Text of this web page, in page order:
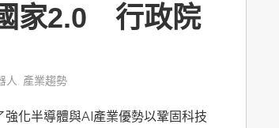
家2.0 行政院
人 產業趨勢
化半導體與AI產業優勢以鞏固科技